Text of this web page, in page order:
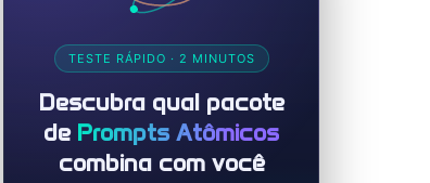
TESTE RÁPIDO · 2 MINUTOS
Descubra qual pacote
de Prompts Atômicos
combina com você